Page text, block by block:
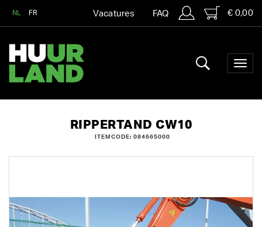
NL FR Vacatures FAQ € 0,00
RIPPERTAND CW10
ITEMCODE: 084665000